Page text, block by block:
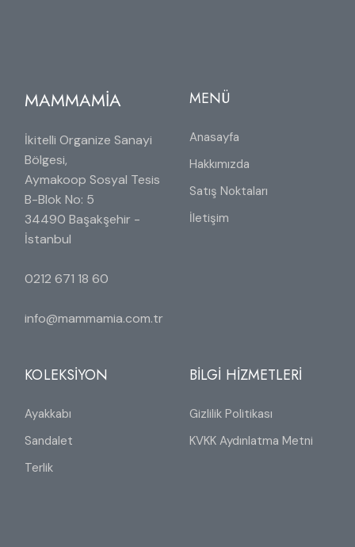
MAMMAMİA
İkitelli Organize Sanayi
Bölgesi,
Aymakoop Sosyal Tesis
B-Blok No: 5
34490 Başakşehir -
İstanbul
0212 671 18 60
info@mammamia.com.tr
MENÜ
Anasayfa
Hakkımızda
Satış Noktaları
İletişim
KOLEKSİYON
Ayakkabı
Sandalet
Terlik
BİLGİ HİZMETLERİ
Gizlilik Politikası
KVKK Aydınlatma Metni